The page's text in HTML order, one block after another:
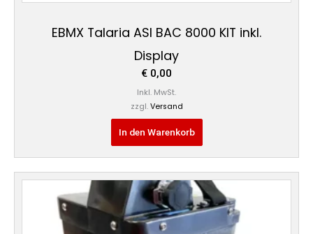
EBMX Talaria ASI BAC 8000 KIT inkl.
Display
€ 0,00
Inkl. MwSt.
zzgl. Versand
In den Warenkorb